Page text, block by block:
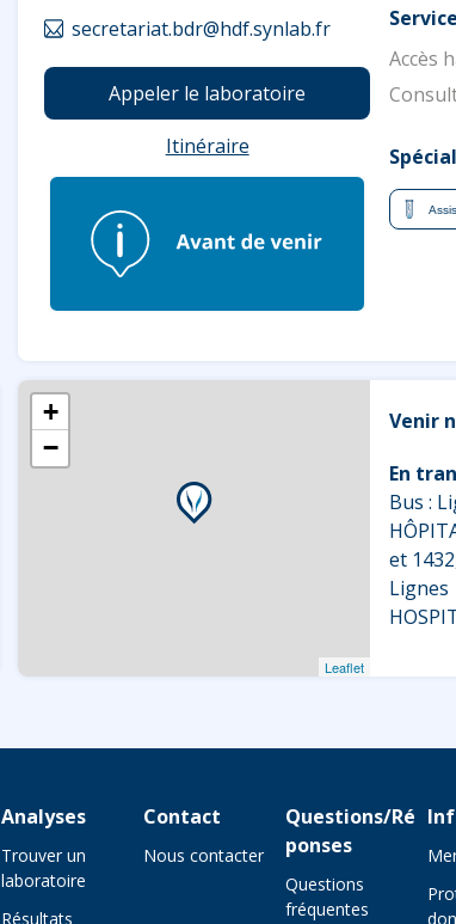
secretariat.bdr@hdf.synlab.fr
Appeler le laboratoire
Itinéraire
Accès
+
−
Leaflet
Venir
En
Bus :
et
Lignes
Analyses
Trouver un
laboratoire
Résultats
Contact
Nous contacter
Questions/Ré
ponses
Questions
fréquentes